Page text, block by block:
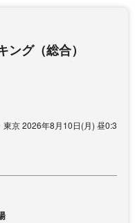
グ（総合）
東京 2026年8月10日(月) 昼0:3